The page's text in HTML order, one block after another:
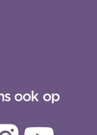
ook op